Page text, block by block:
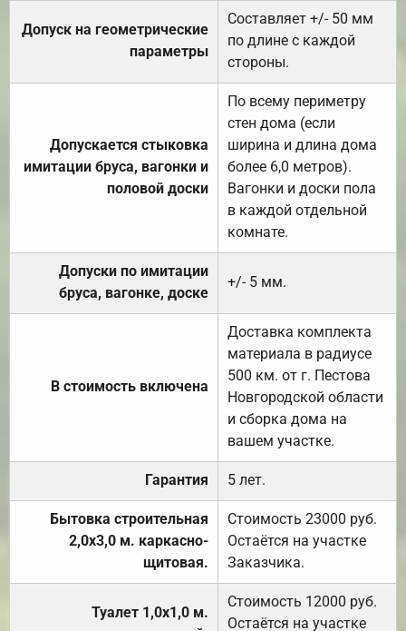
Допуск на геометрические
параметры
Составляет +/- 50 мм
по длине с каждой
стороны.
Допускается стыковка
имитации бруса, вагонки и
половой доски
По всему периметру
стен дома (если
ширина и длина дома
более 6,0 метров).
Вагонки и доски пола
в каждой отдельной
комнате.
Допуски по имитации
бруса, вагонке, доске
+/- 5 мм.
В стоимость включена
Доставка комплекта
материала в радиусе
500 км. от г. Пестова
Новгородской области
и сборка дома на
вашем участке.
Гарантия 5 лет.
Бытовка строительная
2,0х3,0 м. каркасно-
щитовая.
Стоимость 23000 руб.
Остаётся на участке
Заказчика.
Туалет 1,0х1,0 м.
Стоимость 12000 руб.
Остаётся на участке